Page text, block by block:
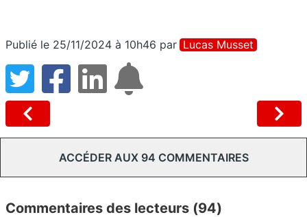
Publié le 25/11/2024 à 10h46 par Lucas Musset
ACCÉDER AUX 94 COMMENTAIRES
Commentaires des lecteurs (94)